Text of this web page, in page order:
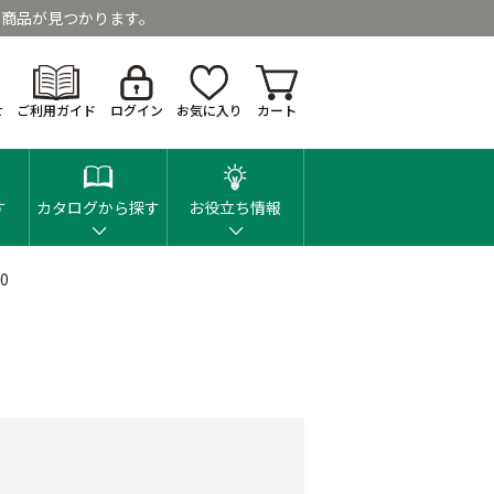
品が見つかります。
ご利用ガイド ログイン お気に入り カート
カタログから探す お役立ち情報